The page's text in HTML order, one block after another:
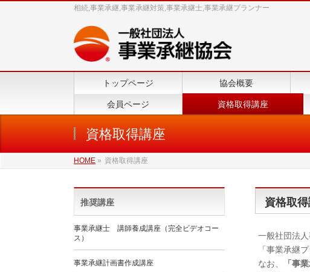
相続,事業承継,事業承継対策,事業承継士,事業承継プランナー
トップページ 協会概要
会員ページ 資格取得講座
資格取得講座
HOME » 資格取得講座
資格取
一般社団法
「事業承継
なお、
「事
推奨講座
事業承継士 講師養成講座（完全ビデオコー
ス）
事業承継計画書作成講座